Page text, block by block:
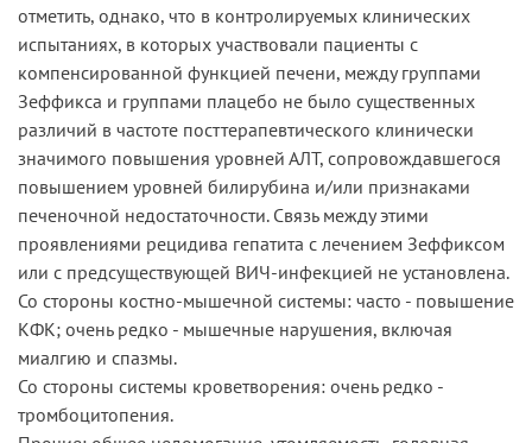
отметить, однако, что в контролируемых клинических
испытаниях, в которых участвовали пациенты с
компенсированной функцией печени, между группами
Зеффикса и группами плацебо не было существенных
различий в частоте посттерапевтического клинически
значимого повышения уровней АЛТ, сопровождавшегося
повышением уровней билирубина и/или признаками
печеночной недостаточности. Связь между этими
проявлениями рецидива гепатита с лечением Зеффиксом
или с предсуществующей ВИЧ-инфекцией не установлена.
Со стороны костно-мышечной системы: часто - повышение
КФК; очень редко - мышечные нарушения, включая
миалгию и спазмы.
Со стороны системы кроветворения: очень редко -
тромбоцитопения.